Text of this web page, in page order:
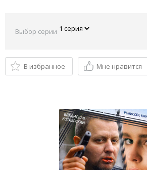
Выбор серии
В избранное Мне нравится